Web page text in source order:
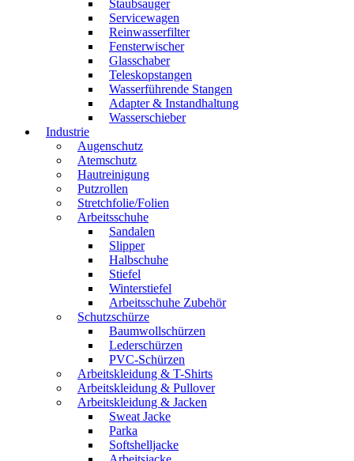
Staubsauger
Servicewagen
Reinwasserfilter
Fensterwischer
Glasschaber
Teleskopstangen
Wasserführende Stangen
Adapter & Instandhaltung
Wasserschieber
Industrie
Augenschutz
Atemschutz
Hautreinigung
Putzrollen
Stretchfolie/Folien
Arbeitsschuhe
Sandalen
Slipper
Halbschuhe
Stiefel
Winterstiefel
Arbeitsschuhe Zubehör
Schutzschürze
Baumwollschürzen
Lederschürzen
PVC-Schürzen
Arbeitskleidung & T-Shirts
Arbeitskleidung & Pullover
Arbeitskleidung & Jacken
Sweat Jacke
Parka
Softshelljacke